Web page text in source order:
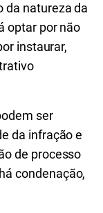
da natureza da
optar por não
instaurar,
ser
da infração e
de processo
condenação,